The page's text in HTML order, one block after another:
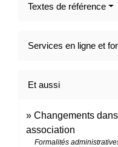
Textes de référence
Services en ligne et
Et aussi
Changements
association
Formalités